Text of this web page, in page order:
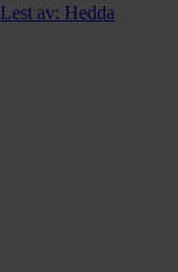
Lest av: Hedda